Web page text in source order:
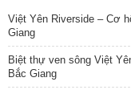
Việt Yên Riverside – Cơ
Giang
Biệt thự ven sông Việt
Bắc Giang